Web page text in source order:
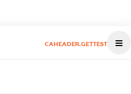
CAHEADER.GETTEST